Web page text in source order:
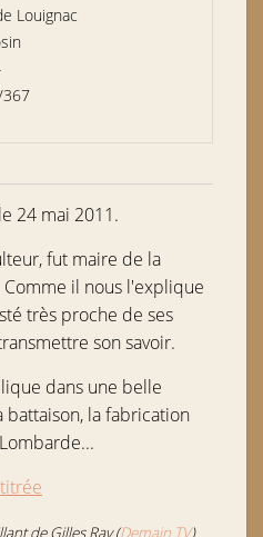
Louignac
24 mai 2011.
fut maire de la
il nous l'explique
très proche de ses
son savoir.
dans une belle
battaison, la fabrication
de Gilles Ray (Demain TV)